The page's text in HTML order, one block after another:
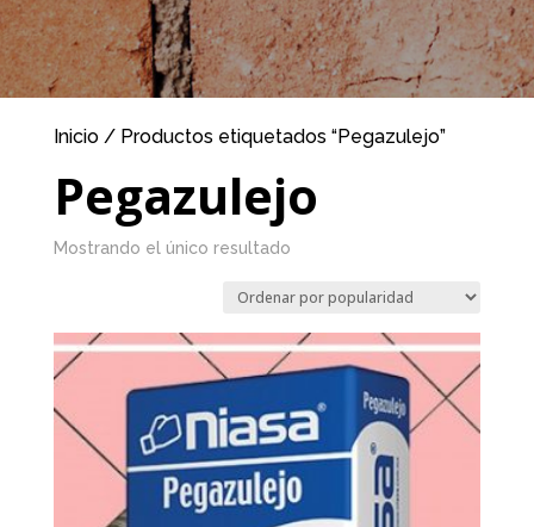
Inicio/ Productos etiquetados “Pegazulejo”
Pegazulejo
Mostrando el único resultado